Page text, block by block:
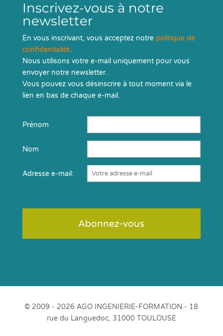
Inscrivez-vous à notre
newsletter
En vous inscrivant, vous acceptez notre politique de
confidentialité.
Nous utilisons votre e-mail uniquement pour vous
envoyer notre newsletter.
Vous pouvez vous désinscrire à tout moment via le
lien en bas de chaque e-mail.
Prénom
Nom
Adresse e-mail:
© 2009 - 2026 AGO INGENIERIE-FORMATION - 18
rue du Languedoc, 31000 TOULOUSE